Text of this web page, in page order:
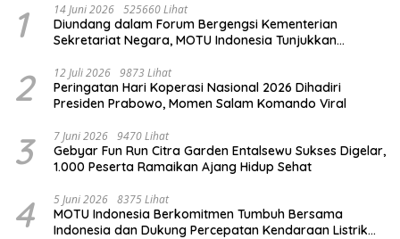
1 14 Juni 2026 525660 Lihat
Diundang dalam Forum Bergengsi Kementerian
Sekretariat Negara, MOTU Indonesia Tunjukkan
2 12 Juli 2026 9873 Lihat
Peringatan Hari Koperasi Nasional 2026 Dihadiri
Presiden Prabowo, Momen Salam Komando Viral
3 7 Juni 2026 9470 Lihat
Gebyar Fun Run Citra Garden Entalsewu Sukses Digelar,
1.000 Peserta Ramaikan Ajang Hidup Sehat
4 5 Juni 2026 8375 Lihat
MOTU Indonesia Berkomitmen Tumbuh Bersama
Indonesia dan Dukung Percepatan Kendaraan Listrik